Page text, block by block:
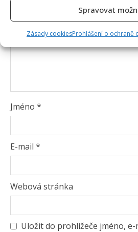
Spravovat
Zásady cookiesProhlášení o ochraně
Jméno *
E-mail *
Webová stránka
Uložit do prohlížeče jméno,